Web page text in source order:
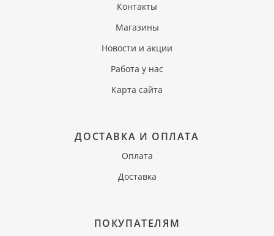
Контакты
Магазины
Новости и акции
Работа у нас
Карта сайта
ДОСТАВКА И ОПЛАТА
Оплата
Доставка
ПОКУПАТЕЛЯМ